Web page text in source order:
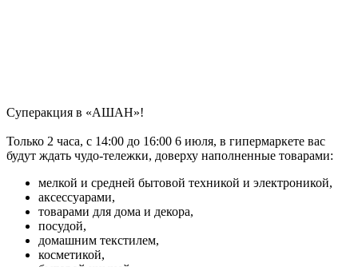
Суперакция в «‎АШАН»!
Только 2 часа, с 14:00 до 16:00 6 июля, в гипермаркете вас
будут ждать чудо-тележки, доверху наполненные товарами:
мелкой и средней бытовой техникой и электроникой,
аксессуарами,
товарами для дома и декора,
посудой,
домашним текстилем,
косметикой,